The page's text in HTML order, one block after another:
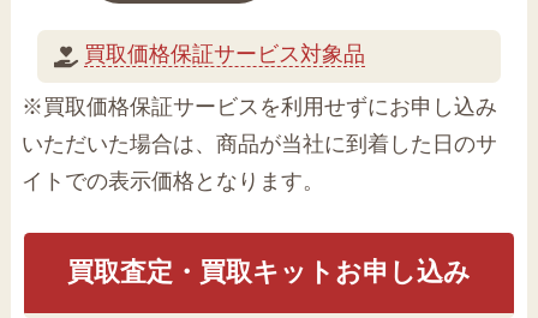
買取価格保証サービス対象品
※買取価格保証サービスを利用せずにお申し込み
いただいた場合は、商品が当社に到着した日のサ
イトでの表示価格となります。
買取査定・買取キットお申し込み